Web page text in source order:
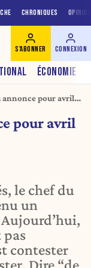
CHRONIQUES
ÉCONOMIE
S'ABONNER CONNEXION
annonce pour avril
pour avril
le chef du
un
pas
contester
Dire “de